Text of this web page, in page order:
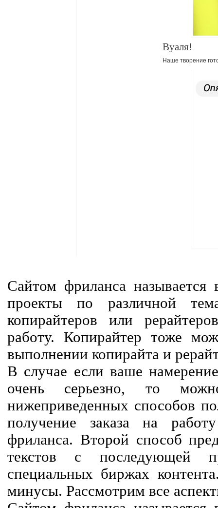
Вуаля!
Наше творение
Сайтом фриланса называется
проекты по различной
копирайтеров или
работу. Копирайтер тоже
выполнении копирайта и
В случае если ваше
очень серьезно, то
нижеприведенных способов
получение заказа на
фриланса. Второй способ
текстов с последующей
специальных биржах
минусы. Рассмотрим все